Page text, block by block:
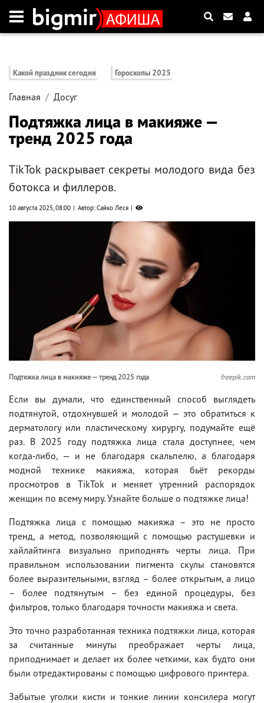
Какой праздник сегодня Гороскопы 2025
Главная Досуг
Подтяжка лица в макияже —
тренд 2025 года
TikTok раскрывает секреты молодого вида без
ботокса и филлеров.
10 августа 2025, 08:00 Автор: Сайко Леся
Подтяжка лица в макияже — тренд 2025 года freepik.com
Если вы думали, что единственный способ выглядеть
подтянутой, отдохнувшей и молодой — это обратиться к
дерматологу или пластическому хирургу, подумайте ещё
раз. В 2025 году подтяжка лица стала доступнее, чем
когда-либо, — и не благодаря скальпелю, а благодаря
модной технике макияжа, которая бьёт рекорды
просмотров в TikTok и меняет утренний распорядок
женщин по всему миру. Узнайте больше о подтяжке лица!
Подтяжка лица с помощью макияжа – это не просто
тренд, а метод, позволяющий с помощью растушевки и
хайлайтинга визуально приподнять черты лица. При
правильном использовании пигмента скулы становятся
более выразительными, взгляд – более открытым, а лицо
– более подтянутым – без единой процедуры, без
фильтров, только благодаря точности макияжа и света.
Это точно разработанная техника подтяжки лица, которая
за считанные минуты преображает черты лица,
приподнимает и делает их более четкими, как будто они
были отредактированы с помощью цифрового принтера.
Забытые уголки кисти и тонкие линии консилера могут